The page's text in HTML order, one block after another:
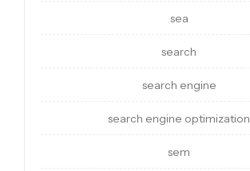
sea
search
search engine
search engine optimization
sem